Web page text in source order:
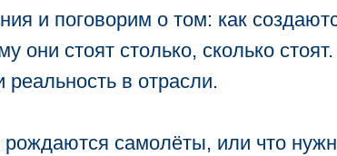
и поговорим о том: как
они стоят столько, сколько
в отрасли.
рождаются самолёты, или что